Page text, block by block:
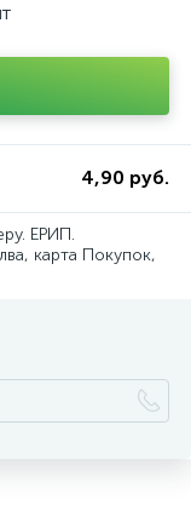
4,90 руб.
ЕРИП.
карта Покупок,